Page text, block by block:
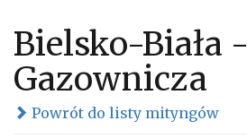
Bielsko-Biała -
Gazownicza
Powrót do listy mityngów